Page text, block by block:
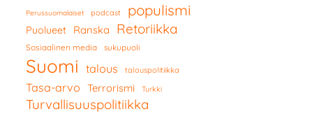
Perussuomalaiset podcast populismi
Puolueet Ranska Retoriikka
Sosiaalinen media sukupuoli
Suomi talous talouspolitiikka
Tasa-arvo Terrorismi Turkki
Turvallisuuspolitiikka